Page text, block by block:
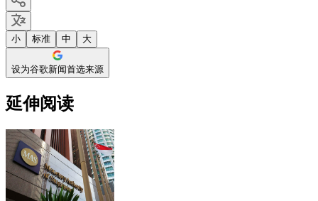
小 标准 中 大
设为谷歌新闻首选来源
延伸阅读